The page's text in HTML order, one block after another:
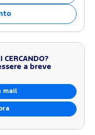
CERCANDO?
a breve
mail